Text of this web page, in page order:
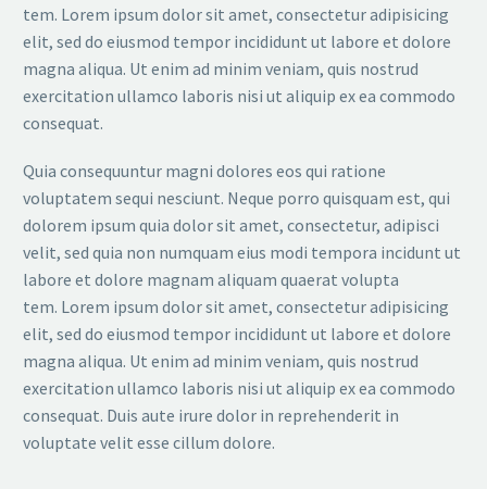
tem. Lorem ipsum dolor sit amet, consectetur adipisicing
elit, sed do eiusmod tempor incididunt ut labore et dolore
magna aliqua. Ut enim ad minim veniam, quis nostrud
exercitation ullamco laboris nisi ut aliquip ex ea commodo
consequat.
Quia consequuntur magni dolores eos qui ratione
voluptatem sequi nesciunt. Neque porro quisquam est, qui
dolorem ipsum quia dolor sit amet, consectetur, adipisci
velit, sed quia non numquam eius modi tempora incidunt ut
labore et dolore magnam aliquam quaerat volupta
tem. Lorem ipsum dolor sit amet, consectetur adipisicing
elit, sed do eiusmod tempor incididunt ut labore et dolore
magna aliqua. Ut enim ad minim veniam, quis nostrud
exercitation ullamco laboris nisi ut aliquip ex ea commodo
consequat. Duis aute irure dolor in reprehenderit in
voluptate velit esse cillum dolore.